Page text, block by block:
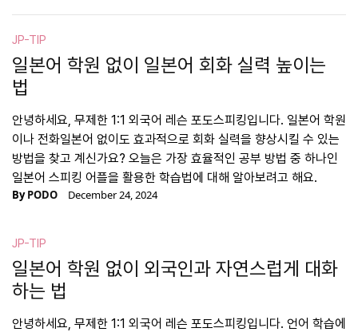
JP-TIP
일본어 학원 없이 일본어 회화 실력 높이는
법
안녕하세요, 무제한 1:1 외국어 레슨 포도스피킹입니다. 일본어 학원
이나 전화일본어 없이도 효과적으로 회화 실력을 향상시킬 수 있는
방법을 찾고 계신가요? 오늘은 가장 효율적인 공부 방법 중 하나인
일본어 스피킹 어플을 활용한 학습법에 대해 알아보려고 해요.
ByPODO December 24, 2024
JP-TIP
일본어 학원 없이 외국인과 자연스럽게 대화
하는 법
안녕하세요, 무제한 1:1 외국어 레슨 포도스피킹입니다. 언어 학습에